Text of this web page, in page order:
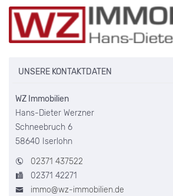
UNSERE KONTAKTDATEN
WZ Immobilien
Hans-Dieter Werzner
Schneebruch 6
58640 Iserlohn
02371 437522
02371 42271
immo@wz-immobilien.de